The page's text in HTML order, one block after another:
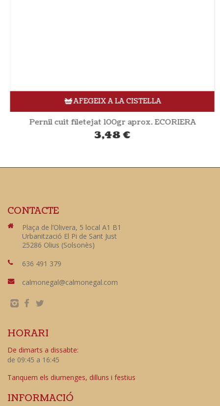
AFEGEIX A LA CISTELLA
Pernil cuit filetejat 100gr aprox. ECORIERA
3,48€
CONTACTE
Plaça de l’Olivera, 5 local A1 B1
Urbanització El Pi de Sant Just
25286 Olius (Solsonès)
636 491 379
calmonegal@calmonegal.com
HORARI
De dimarts a dissabte:
de 09:45 a 16:45
Tanquem els diumenges, dilluns i festius
INFORMACIÓ